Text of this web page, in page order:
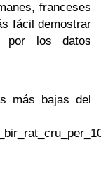
franceses
fácil demostrar
por los datos
más bajas del